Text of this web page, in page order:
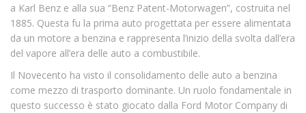
a Karl Benz e alla sua “Benz Patent-Motorwagen”, costruita nel
1885. Questa fu la prima auto progettata per essere alimentata
da un motore a benzina e rappresenta l’inizio della svolta dall’era
del vapore all’era delle auto a combustibile.
Il Novecento ha visto il consolidamento delle auto a benzina
come mezzo di trasporto dominante. Un ruolo fondamentale in
questo successo è stato giocato dalla Ford Motor Company di